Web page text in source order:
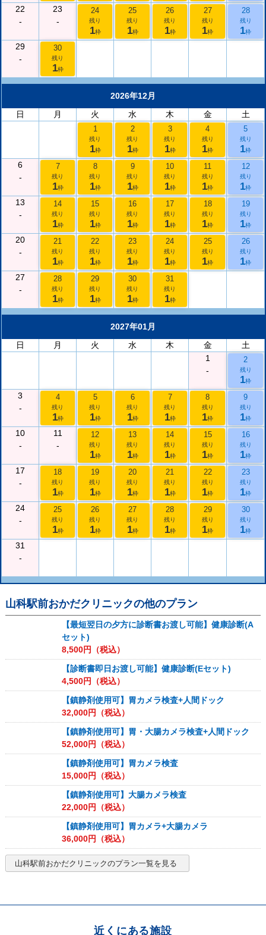
22
-
23
-
24
残り
1枠
25
残り
1枠
26
残り
1枠
27
残り
1枠
28
残り
1枠
29
-
30
残り
1枠
2026年12月
日
月 火 水 木 金 土
1
残り
1枠
2
残り
1枠
3
残り
1枠
4
残り
1枠
5
残り
1枠
6
-
7
残り
1枠
8
残り
1枠
9
残り
1枠
10
残り
1枠
11
残り
1枠
12
残り
1枠
13
-
14
残り
1枠
15
残り
1枠
16
残り
1枠
17
残り
1枠
18
残り
1枠
19
残り
1枠
20
-
21
残り
1枠
22
残り
1枠
23
残り
1枠
24
残り
1枠
25
残り
1枠
26
残り
1枠
27
-
28
残り
1枠
29
残り
1枠
30
残り
1枠
31
残り
1枠
2027年01月
日
月 火 水 木 金
土
1
-
2
残り
1枠
3
-
4
残り
1枠
5
残り
1枠
6
残り
1枠
7
残り
1枠
8
残り
1枠
9
残り
1枠
10
-
11
-
12
残り
1枠
13
残り
1枠
14
残り
1枠
15
残り
1枠
16
残り
1枠
17
-
18
残り
1枠
19
残り
1枠
20
残り
1枠
21
残り
1枠
22
残り
1枠
23
残り
1枠
24
-
25
残り
1枠
26
残り
1枠
27
残り
1枠
28
残り
1枠
29
残り
1枠
30
残り
1枠
31
-
山科駅前おかだクリニックの他のプラン
【最短翌日の夕方に診断書お渡し可能】健康診断(A
セット)
8,500円（税込）
【診断書即日お渡し可能】健康診断(Eセット)
4,500円（税込）
【鎮静剤使用可】胃カメラ検査+人間ドック
32,000円（税込）
【鎮静剤使用可】胃・大腸カメラ検査+人間ドック
52,000円（税込）
【鎮静剤使用可】胃カメラ検査
15,000円（税込）
【鎮静剤使用可】大腸カメラ検査
22,000円（税込）
【鎮静剤使用可】胃カメラ+大腸カメラ
36,000円（税込）
山科駅前おかだクリニックのプラン一覧を見る
近くにある施設